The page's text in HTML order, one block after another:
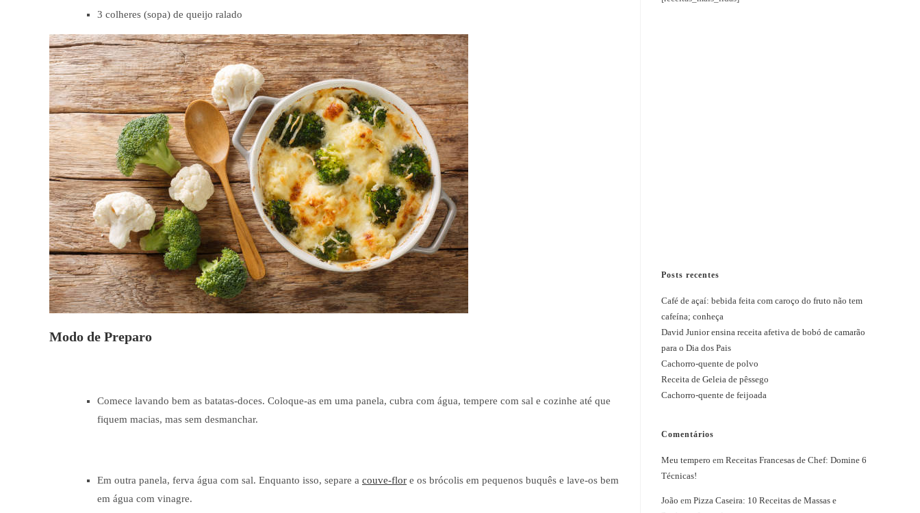
3 colheres (sopa) de queijo ralado
Modo de Preparo
Comece lavando bem as batatas-doces. Coloque-as em uma panela, cubra com água, tempere com sal e cozinhe até que
fiquem macias, mas sem desmanchar.
Em outra panela, ferva água com sal. Enquanto isso, separe a couve-flor e os brócolis em pequenos buquês e lave-os bem
em água com vinagre.
Posts recentes
Café de açaí: bebida feita com caroço do fruto não tem
cafeína; conheça
David Junior ensina receita afetiva de bobó de camarão
para o Dia dos Pais
Cachorro-quente de polvo
Receita de Geleia de pêssego
Cachorro-quente de feijoada
Comentários
Meu tempero em Receitas Francesas de Chef: Domine 6
Técnicas!
João em Pizza Caseira: 10 Receitas de Massas e